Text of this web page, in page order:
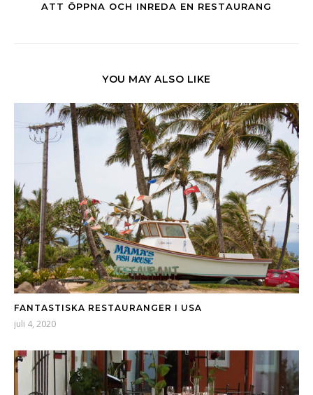
ATT ÖPPNA OCH INREDA EN RESTAURANG
YOU MAY ALSO LIKE
FANTASTISKA RESTAURANGER I USA
juli 4, 2020